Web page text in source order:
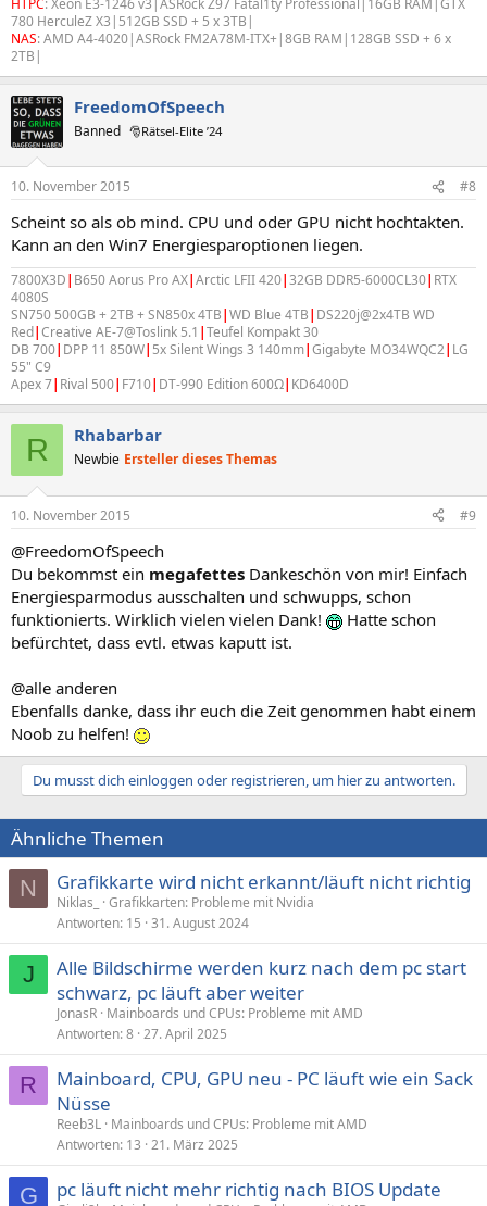
780 HerculeZ X3|512GB SSD + 5 x 3TB|
NAS: AMD A4-4020|ASRock FM2A78M-ITX+|8GB RAM|128GB SSD + 6 x
2TB|
FreedomOfSpeech
Banned 🎅Rätsel-Elite ’24
10. November 2015 #8
Scheint so als ob mind. CPU und oder GPU nicht hochtakten.
Kann an den Win7 Energiesparoptionen liegen.
7800X3D| B650 Aorus Pro AX|Arctic LFII 420|32GB DDR5-6000CL30| RTX
4080S
SN750 500GB + 2TB + SN850x 4TB|WD Blue 4TB| DS220j@2x4TB WD
Red|Creative AE-7@Toslink 5.1 |Teufel Kompakt 30
DB 700| DPP 11 850W| 5x Silent Wings 3 140mm|Gigabyte MO34WQC2| LG
55" C9
Apex 7| Rival 500| F710| DT-990 Edition 600Ω| KD6400D
R Rhabarbar
Newbie Ersteller dieses Themas
10. November 2015 #9
@FreedomOfSpeech
Du bekommst ein megafettes Dankeschön von mir! Einfach
Energiesparmodus ausschalten und schwupps, schon
funktionierts. Wirklich vielen vielen Dank!
Hatte schon
befürchtet, dass evtl. etwas kaputt ist.
@alle anderen
Ebenfalls danke, dass ihr euch die Zeit genommen habt einem
Noob zu helfen!
Du musst dich einloggen oder registrieren, um hier zu antworten.
Ähnliche Themen
N Grafikkarte wird nicht erkannt/läuft nicht richtig
Niklas_
Grafikkarten: Probleme mit Nvidia
Antworten 15 31. August 2024
J
Alle Bildschirme werden kurz nach dem pc start
schwarz, pc läuft aber weiter
JonasR Mainboards und CPUs: Probleme mit AMD
Antworten 8 27. April 2025
R
Mainboard, CPU, GPU neu - PC läuft wie ein Sack
Nüsse
Reeb3L Mainboards und CPUs: Probleme mit AMD
Antworten 13 21. März 2025
G pc läuft nicht mehr richtig nach BIOS Update